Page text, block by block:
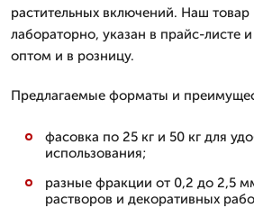
растительных включений. Наш товар
лабораторно, указан в прайс-листе
оптом и в розницу.
Предлагаемые форматы и
фасовка по 25 кг и 50 кг для
использования;
разные фракции от 0,2 до 2,5
растворов и декоративных